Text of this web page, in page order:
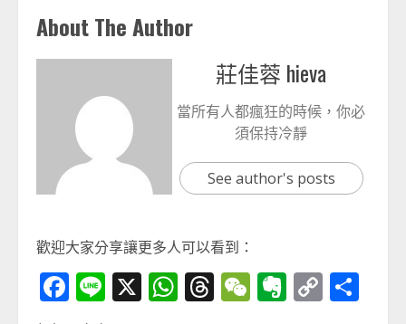
About The Author
莊佳蓉 hieva
當所有人都瘋狂的時候，你必
須保持冷靜
See author's posts
歡迎大家分享讓更多人可以看到：
Facebook
Line
X WhatsApp
Threads
WeChat
Evernote
Copy